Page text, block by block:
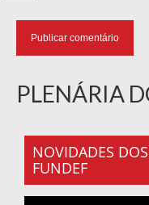
PLENÁRIA
NOVIDADES
FUNDEF